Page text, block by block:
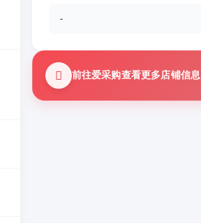
-
前往爱采购查看更多店铺信息